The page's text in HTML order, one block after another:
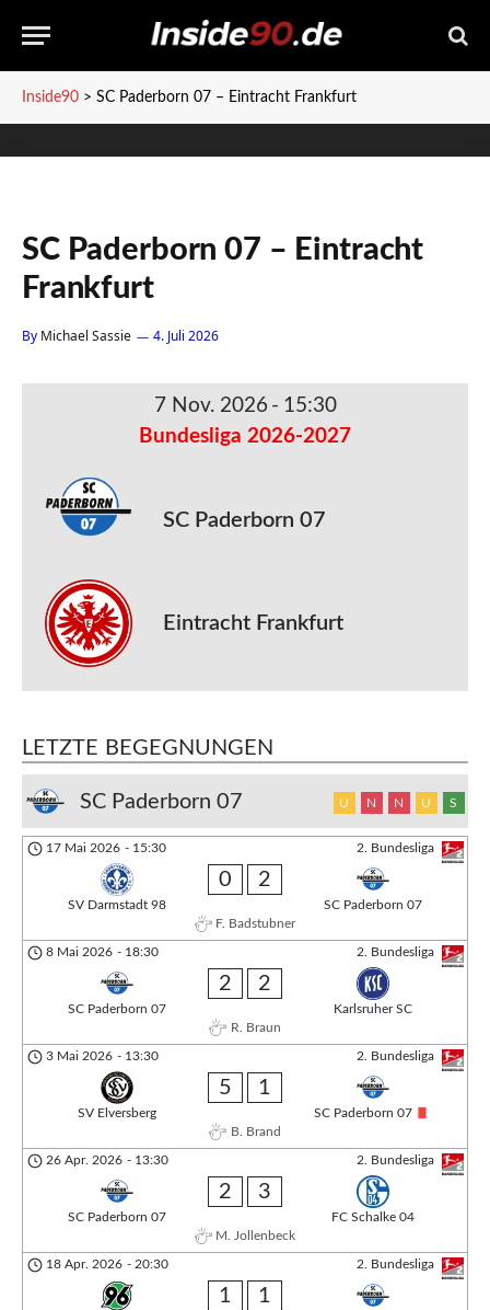
Inside90 > SC Paderborn 07 – Eintracht Frankfurt
SC Paderborn 07 – Eintracht
Frankfurt
By Michael Sassie 4. Juli 2026
7 Nov. 2026 - 15:30
Bundesliga 2026-2027
SC Paderborn 07
Eintracht Frankfurt
LETZTE BEGEGNUNGEN
SC Paderborn 07 U N N U S
2. Bundesliga
17 Mai 2026 - 15:30
SV Darmstadt 98
0 2
SC Paderborn 07
F. Badstubner
2. Bundesliga
8 Mai 2026 - 18:30
SC Paderborn 07
2 2
Karlsruher SC
R. Braun
2. Bundesliga
3 Mai 2026 - 13:30
SV Elversberg
5 1
SC Paderborn 07
B. Brand
2. Bundesliga
26 Apr. 2026 - 13:30
SC Paderborn 07
2 3
FC Schalke 04
M. Jollenbeck
2. Bundesliga
18 Apr. 2026 - 20:30
1 1